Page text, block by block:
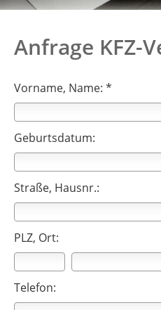
Anfrage KFZ-
Vorname, Name: *
Geburtsdatum:
Straße, Hausnr.:
PLZ, Ort:
Telefon: